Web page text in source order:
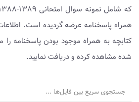
همراه پاسخنامه عرضه گردیده است.
کتابچه به همراه موجود بودن پاسخنامه
شده مشاهده کرده و دریافت نمایید.
جستجوی سریع بین فایل‌ها ...